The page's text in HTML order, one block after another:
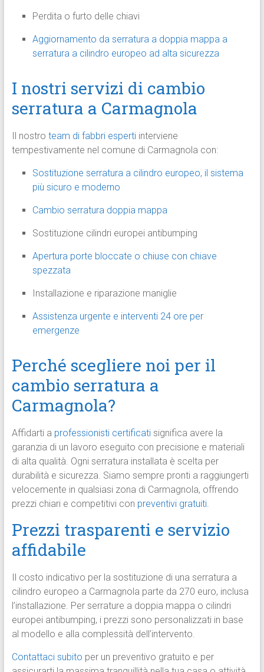
Perdita o furto delle chiavi
Aggiornamento da serratura a doppia mappa a
serratura a cilindro europeo ad alta sicurezza
I nostri servizi di cambio
serratura a Carmagnola
Il nostro team di fabbri espertiinterviene
tempestivamente nel comune di Carmagnola con:
Sostituzione serratura a cilindro europeo, il sistema
più sicuro e moderno
Cambio serratura doppia mappa
Sostituzione cilindri europei antibumping
Apertura porte bloccate o chiuse con chiave
spezzata
Installazione e riparazione maniglie
Assistenza urgente e interventi 24 ore per
emergenze
Perché scegliere noi per il
cambio serratura a
Carmagnola?
Affidarti a professionisti certificatisignifica avere la
garanzia di un lavoro eseguito con precisione e materiali
di alta qualità. Ogni serratura installata è scelta per
durabilità e sicurezza. Siamo sempre pronti a raggiungerti
velocemente in qualsiasi zona di Carmagnola, offrendo
prezzi chiari e competitivi con preventivi gratuiti.
Prezzi trasparenti e servizio
affidabile
Il costo indicativo per la sostituzione di una serratura a
cilindro europeo a Carmagnola parte da 270 euro, inclusa
l’installazione. Per serrature a doppia mappa o cilindri
europei antibumping, i prezzi sono personalizzati in base
al modello e alla complessità dell’intervento.
Contattaci subito per un preventivo gratuito e per